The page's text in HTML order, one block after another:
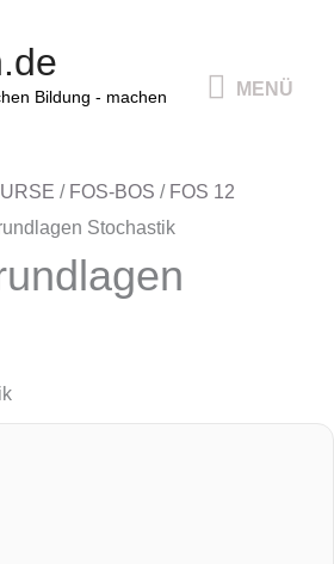
Bildung - machen
MENÜ
/ FOS-BOS / FOS 12
Stochastik
Preis
Preis
Preis